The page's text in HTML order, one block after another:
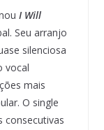
I Will
Seu arranjo
silenciosa
vocal
mais
O single
consecutivas